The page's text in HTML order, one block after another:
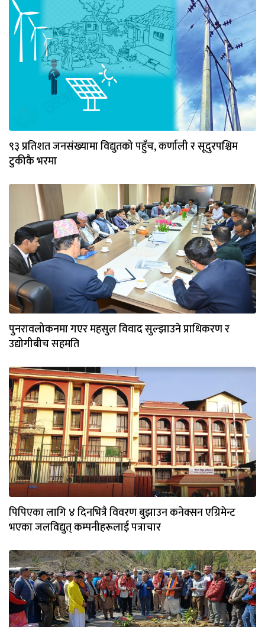
९३ प्रतिशत जनसंख्यामा विद्युतको पहुँच, कर्णाली र सूदुरपश्चिम
टुकीकै भरमा
पुनरावलोकनमा गएर महसुल विवाद सुल्झाउने प्राधिकरण र
उद्योगीबीच सहमति
पिपिएका लागि ४ दिनभित्रै विवरण बुझाउन कनेक्सन एग्रिमेन्ट
भएका जलविद्युत् कम्पनीहरूलाई पत्राचार